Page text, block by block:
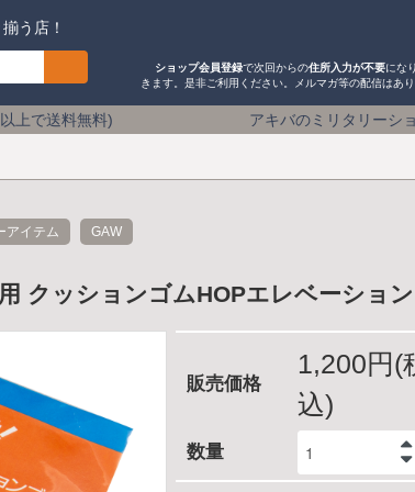
う店！
ショップ会員登録で次回からの住所入力が不要にな
きます。是非ご利用ください。メルマガ等の配信はあり
) アキバのミリタリーショップ 15時までの
アイテム GAW
クッションゴムHOPエレベーション
販売価格
1,200円(
込)
数量